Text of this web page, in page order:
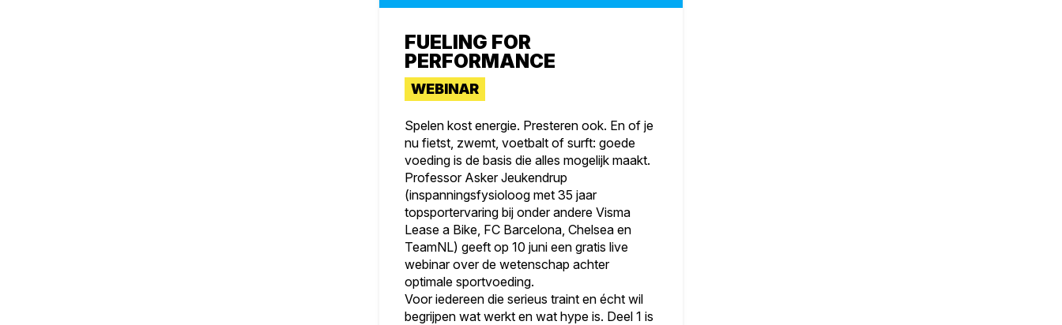
FUELING FOR
PERFORMANCE
WEBINAR
Spelen kost energie. Presteren ook. En of je
nu fietst, zwemt, voetbalt of surft: goede
voeding is de basis die alles mogelijk maakt.
Professor Asker Jeukendrup
(inspanningsfysioloog met 35 jaar
topsportervaring bij onder andere Visma
Lease a Bike, FC Barcelona, Chelsea en
TeamNL) geeft op 10 juni een gratis live
webinar over de wetenschap achter
optimale sportvoeding.
Voor iedereen die serieus traint en écht wil
begrijpen wat werkt en wat hype is. Deel 1 is